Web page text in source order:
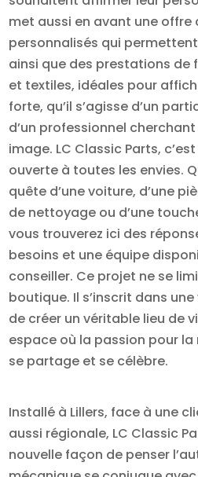
met aussi en avant une offre
personnalisés qui
ainsi que des prestations de
et textiles, idéales pour
forte, qu’il s’agisse d’un
d’un professionnel
image. LC Classic Parts,
ouverte à toutes les envies.
quête d’une voiture, d’une
de nettoyage ou d’une
vous trouverez ici des
besoins et une équipe
conseiller. Ce projet ne se
boutique. Il s’inscrit dans
de créer un véritable lieu de
espace où la passion pour
se partage et se célèbre.
Installé à Lillers, face à une
aussi régionale, LC Classic
nouvelle façon de penser